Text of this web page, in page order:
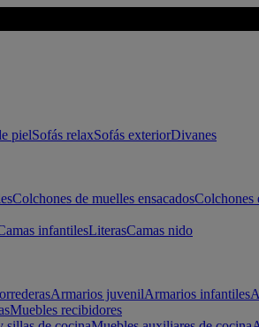
pielSofás relaxSofás exteriorDivanes
Colchones de muelles ensacadosColchones
infantilesLiterasCamas nido
Armarios juvenilArmarios infantiles
Muebles recibidores